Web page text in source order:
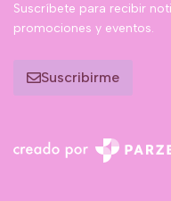
Suscríbete para recibir
promociones y eventos.
Suscribirme